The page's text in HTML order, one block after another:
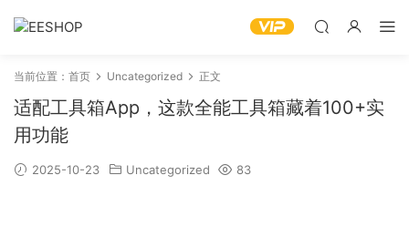
当前位置： 首页 Uncategorized 正文
适配工具箱App，这款全能工具箱藏着100+实
用功能
2025-10-23 Uncategorized 83